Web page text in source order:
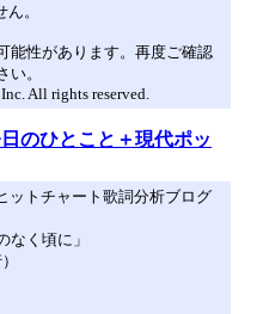
。
能性があります。再度ご確認
。
All rights reserved.
のひとこと＋現代ポッ
ットチャート歌詞分析ブログ
なく頃に」